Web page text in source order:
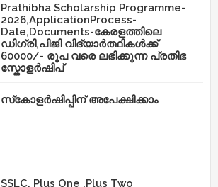
Prathibha Scholarship Programme-
2026,ApplicationProcess-
Date,Documents-കേരളത്തിലെ
ഡിഗ്രി,പിജി വിദ്യാർത്ഥികൾക്ക്
60000/- രൂപ വരെ ലഭിക്കുന്ന പ്രതിഭ
സ്കോളർഷിപ്
സ്‌കോളർഷിപ്പിന് അപേക്ഷിക്കാം
SSLC, Plus One ,Plus Two